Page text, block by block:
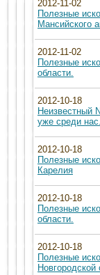
2012-11-02
Полезные
Мансийского
2012-11-02
Полезные
области.
2012-10-18
Неизвестный
уже среди нас.
2012-10-18
Полезные
Карелия
2012-10-18
Полезные
области.
2012-10-18
Полезные
Новгородской